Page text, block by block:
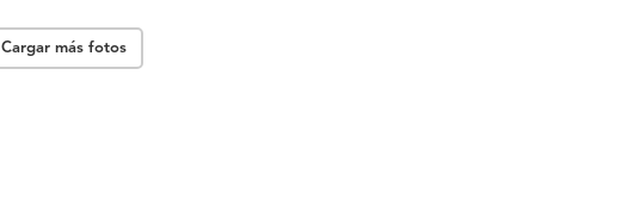
Cargar más fotos